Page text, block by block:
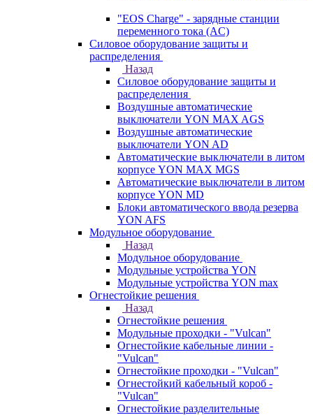
"EOS Charge" - зарядные станции
переменного тока (AC)
Силовое оборудование защиты и
распределения
Назад
Силовое оборудование защиты и
распределения
Воздушные автоматические
выключатели YON MAX AGS
Воздушные автоматические
выключатели YON AD
Автоматические выключатели в литом
корпусе YON MAX MGS
Автоматические выключатели в литом
корпусе YON MD
Блоки автоматического ввода резерва
YON AFS
Модульное оборудование
Назад
Модульное оборудование
Модульные устройства YON
Модульные устройства YON max
Огнестойкие решения
Назад
Огнестойкие решения
Модульные проходки - "Vulcan"
Огнестойкие кабельные линии -
"Vulcan"
Огнестойкие проходки - "Vulcan"
Огнестойкий кабельный короб -
"Vulcan"
Огнестойкие разделительные